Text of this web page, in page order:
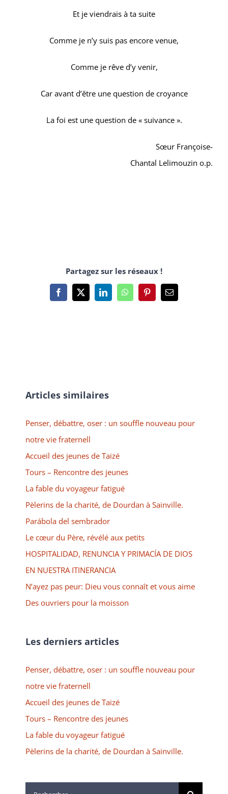
Et je viendrais à ta suite
Comme je n’y suis pas encore venue,
Comme je rêve d’y venir,
Car avant d’être une question de croyance
La foi est une question de « suivance ».
Sœur Françoise-
Chantal Lelimouzin o.p.
Partagez sur les réseaux !
Facebook
X LinkedInWhatsAppPinterestEmail
Articles similaires
Penser, débattre, oser : un souffle nouveau pour
notre vie fraternell
Accueil des jeunes de Taizé
Tours – Rencontre des jeunes
La fable du voyageur fatigué
Pèlerins de la charité, de Dourdan à Sainville.
Parábola del sembrador
Le cœur du Père, révélé aux petits
HOSPITALIDAD, RENUNCIA Y PRIMACÍA DE DIOS
EN NUESTRA ITINERANCIA
N’ayez pas peur: Dieu vous connaît et vous aime
Des ouvriers pour la moisson
Les derniers articles
Penser, débattre, oser : un souffle nouveau pour
notre vie fraternell
Accueil des jeunes de Taizé
Tours – Rencontre des jeunes
La fable du voyageur fatigué
Pèlerins de la charité, de Dourdan à Sainville.
Rechercher: